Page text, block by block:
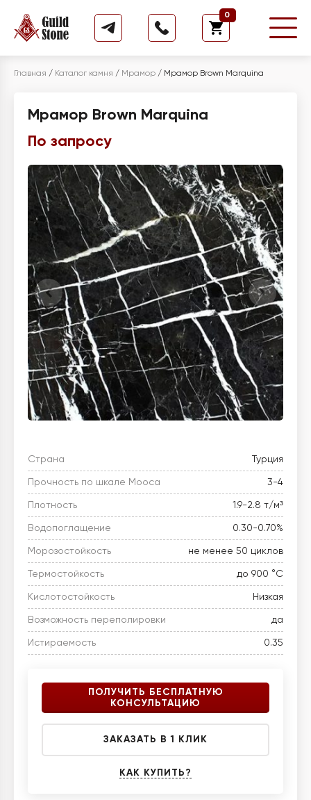
0
Главная / Каталог камня / Мрамор / Мрамор Brown Marquina
Мрамор Brown Marquina
По запросу
Страна Турция
Прочность по шкале Мооса 3-4
Плотность 1.9-2.8 т/м³
Водопоглащение 0.30-0.70%
Морозостойкость не менее 50 циклов
Термостойкость до 900 °C
Кислотостойкость Низкая
Возможность переполировки да
Истираемость 0.35
ПОЛУЧИТЬ БЕСПЛАТНУЮ
КОНСУЛЬТАЦИЮ
ЗАКАЗАТЬ В 1 КЛИК
КАК КУПИТЬ?